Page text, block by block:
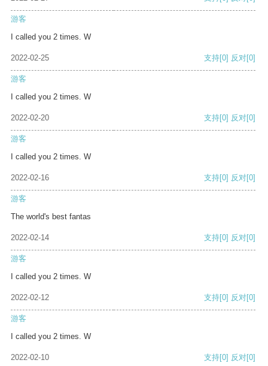
游客
I called you 2 times. W
2022-02-25 支持[0] 反对[0]
游客
I called you 2 times. W
2022-02-20 支持[0] 反对[0]
游客
I called you 2 times. W
2022-02-16 支持[0] 反对[0]
游客
The world's best fantas
2022-02-14 支持[0] 反对[0]
游客
I called you 2 times. W
2022-02-12 支持[0] 反对[0]
游客
I called you 2 times. W
2022-02-10 支持[0] 反对[0]